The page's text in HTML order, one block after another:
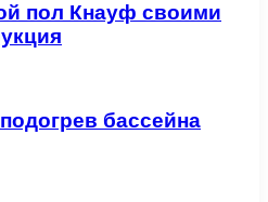
пол Кнауф своими
бассейна